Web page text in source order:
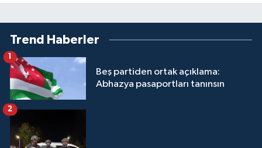
Trend Haberler
Beş partiden ortak açıklama:
Abhazya pasaportları tanınsın
1
2